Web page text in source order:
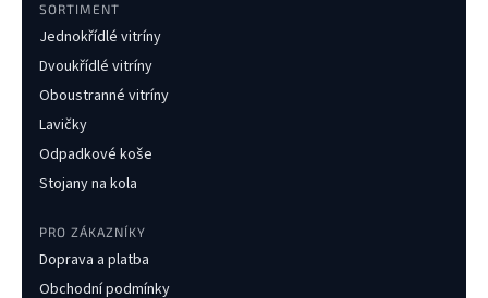
SORTIMENT
Jednokřídlé vitríny
Dvoukřídlé vitríny
Oboustranné vitríny
Lavičky
Odpadkové koše
Stojany na kola
PRO ZÁKAZNÍKY
Doprava a platba
Obchodní podmínky